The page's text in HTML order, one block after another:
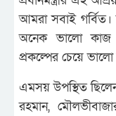
আমরা সবাই
অনেক ভালো কাজ
প্রকল্পের চেয়ে
এমসয় উপস্থিত
রহমান,